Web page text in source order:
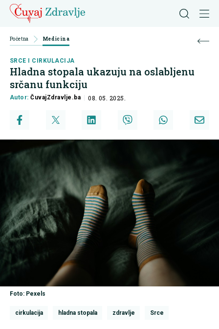
Početna Medicina
SRCE I CIRKULACIJA
Hladna stopala ukazuju na oslabljenu
srčanu funkciju
Autor:ČuvajZdravlje.ba 08. 05. 2025.
Foto: Pexels
cirkulacija hladna stopala zdravlje Srce